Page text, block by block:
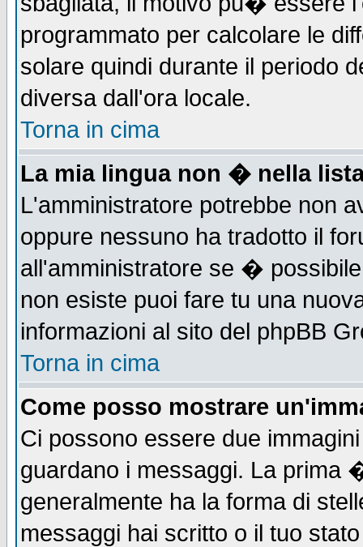
programmato per calcolare le
solare quindi durante il periodo
diversa dall'ora locale.
Torna in cima
La mia lingua non � nella
L'amministratore potrebbe non
oppure nessuno ha tradotto il
all'amministratore se �
non esiste puoi fare tu una
informazioni al sito del phpBB
Torna in cima
Come posso mostrare
Ci possono essere due
guardano i messaggi. La prima
generalmente ha la forma di
messaggi hai scritto o il tuo